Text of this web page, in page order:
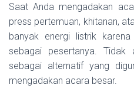
Saat Anda mengadakan
press pertemuan, khitanan,
banyak energi listrik
sebagai pesertanya. Tidak
sebagai alternatif yang
mengadakan acara besar.